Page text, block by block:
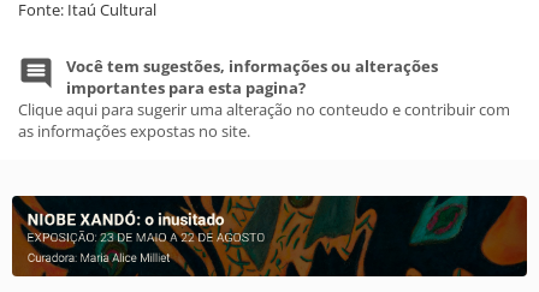
Fonte: Itaú Cultural
Você tem sugestões, informações ou alterações
importantes para esta pagina?
Clique aqui para sugerir uma alteração no conteudo e contribuir com
as informações expostas no site.